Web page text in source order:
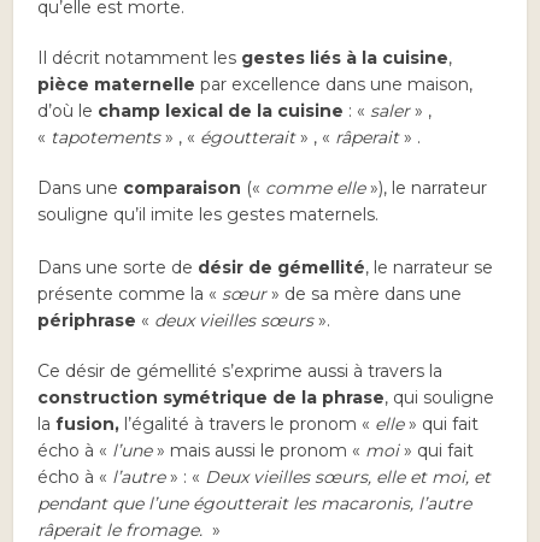
qu’elle est morte.
Il décrit notamment les gestes liés à la cuisine,
pièce maternelle par excellence dans une maison,
d’où le champ lexical de la cuisine : « saler» ,
« tapotements» , « égoutterait» , « râperait» .
Dans une comparaison (« comme elle»), le narrateur
souligne qu’il imite les gestes maternels.
Dans une sorte de désir de gémellité, le narrateur se
présente comme la « sœur» de sa mère dans une
périphrase « deux vieilles sœurs».
Ce désir de gémellité s’exprime aussi à travers la
construction symétrique de la phrase, qui souligne
lafusion, l’égalité à travers le pronom « elle» qui fait
écho à « l’une» mais aussi le pronom « moi» qui fait
écho à « l’autre» : « Deux vieilles sœurs, elle et moi, et
pendant que l’une égoutterait les macaronis, l’autre
râperait le fromage. »